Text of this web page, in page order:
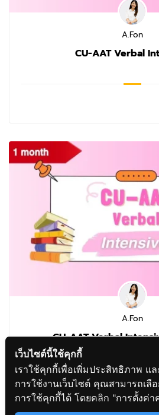
A.Fon
CU-AAT Verbal
A.Fon
CU-AAT Verbal
ส
เว็บไซต์นี้ใช้คุกกี้
เราใช้คุกกี้เพื่อเพิ่มประสิทธิภาพ แ
การใช้งานเว็บไซต์ คุณสามารถเลื
การใช้คุกกี้ได้ โดยคลิก "การตั้งค่า